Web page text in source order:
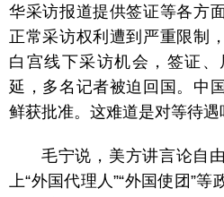
华采访报道提供签证等各方
正常采访权利遭到严重限制
白宫线下采访机会，签证
延，多名记者被迫回国。中
鲜获批准。这难道是对等待遇
毛宁说，美方讲言论自
上“外国代理人”“外国使团”